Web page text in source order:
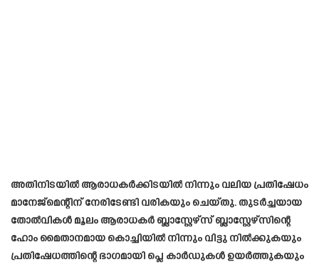
അതിനിടയിൽ ആരാധകർക്കിടയിൽ നിന്നും വലിയ പ്രതിഷേധം
മാനേജ്മെന്റിന് നേരിടേണ്ടി വരികയും ചെയ്തു. തുടർച്ചയായ
തോൽവികൾ മൂലം ആരാധകർ ബ്ലാസ്റ്റേഴ്‌സ് ബ്ലാസ്റ്റേഴ്സിന്റെ
ഹോം മൈതാനമായ കൊച്ചിയിൽ നിന്നും വിട്ടു നിൽക്കുകയും
പ്രതിഷേധത്തിന്റെ ഭാഗമായി പ്ലെ കാർഡുകൾ ഉയർത്തുകയും